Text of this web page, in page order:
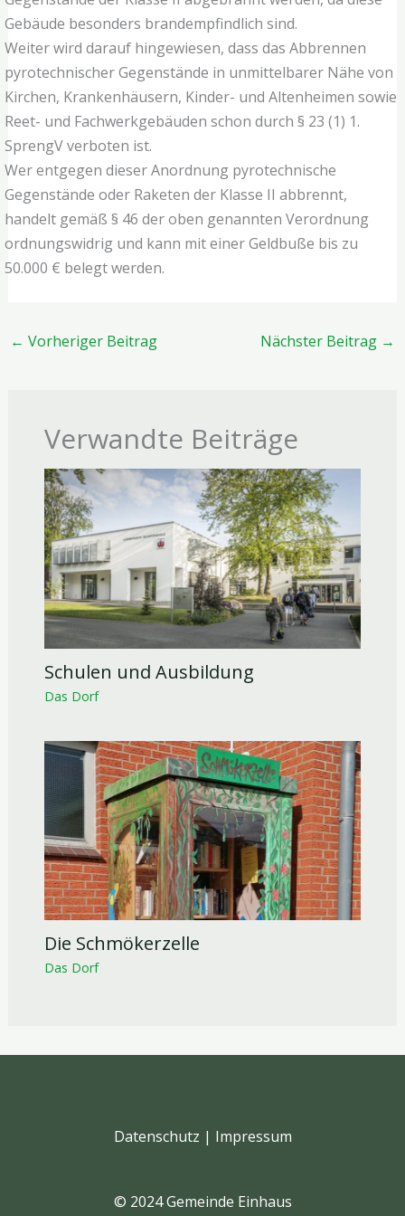
Gebäude besonders brandempfindlich sind.
Weiter wird darauf hingewiesen, dass das Abbrennen
pyrotechnischer Gegenstände in unmittelbarer Nähe von
Kirchen, Krankenhäusern, Kinder- und Altenheimen sowie
Reet- und Fachwerkgebäuden schon durch § 23 (1) 1.
SprengV verboten ist.
Wer entgegen dieser Anordnung pyrotechnische
Gegenstände oder Raketen der Klasse II abbrennt,
handelt gemäß § 46 der oben genannten Verordnung
ordnungswidrig und kann mit einer Geldbuße bis zu
50.000 € belegt werden.
← Vorheriger Beitrag Nächster Beitrag →
Verwandte Beiträge
Schulen und Ausbildung
Das Dorf
Die Schmökerzelle
Das Dorf
Datenschutz | Impressum
© 2024 Gemeinde Einhaus